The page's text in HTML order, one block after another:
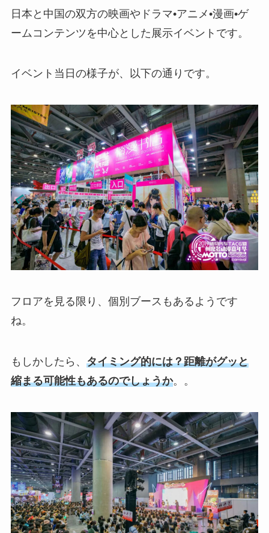
日本と中国の双方の映画やドラマ•アニメ•漫画•ゲ
ームコンテンツを中心とした展示イベントです。
イベント当日の様子が、以下の通りです。
フロアを見る限り、個別ブースもあるようです
ね。
もしかしたら、 タイミング的には？距離がグッと
縮まる可能性もあるのでしょうか。。